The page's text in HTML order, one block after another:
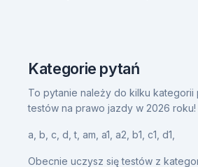
Kategorie pytań
To pytanie należy do kilku kategorii
testów na prawo jazdy w 2026 roku!
a, b, c, d,t, am, a1, a2, b1, c1, d1,
Obecnie uczysz się testów z